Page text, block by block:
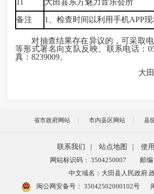
11 大田县东方魅力音乐会所
备注 1、检查时间以利用手机APP
对抽查结果存在异议的，可采取电
等形式署名向支队反映。联系电话：
真：8239009。
大田
省市政府网站 市内县区网站 县
联系我们 站点地图
使
网站标识码： 3504250007
邮编
中文域名：大田县人民政府.
闽公网安备号： 35042502000102号